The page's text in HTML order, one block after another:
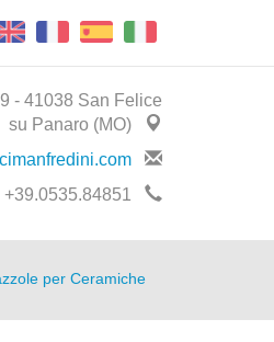
- 41038 San Felice
su Panaro (MO)
+39.0535.84851
per Ceramiche